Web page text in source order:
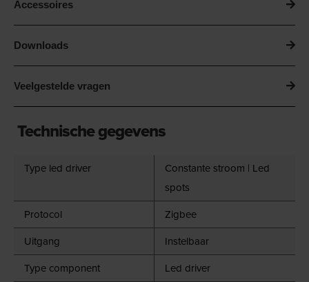
Accessoires
Downloads
Veelgestelde vragen
Technische gegevens
Type led driver
Constante stroom | Led
spots
Protocol
Zigbee
Uitgang
Instelbaar
Type component
Led driver